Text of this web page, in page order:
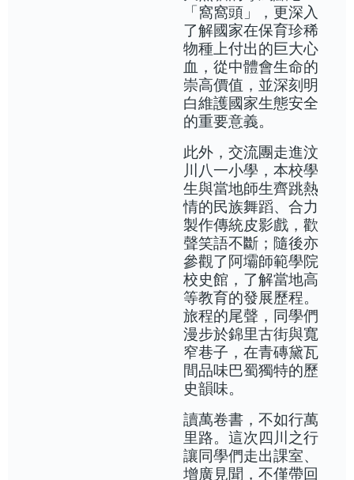
「窩窩頭」，更深入
了解國家在保育珍稀
物種上付出的巨大心
血，從中體會生命的
崇高價值，並深刻明
白維護國家生態安全
的重要意義。
此外，交流團走進汶
川八一小學，本校學
生與當地師生齊跳熱
情的民族舞蹈、合力
製作傳統皮影戲，歡
聲笑語不斷；隨後亦
參觀了阿壩師範學院
校史館，了解當地高
等教育的發展歷程。
旅程的尾聲，同學們
漫步於錦里古街與寬
窄巷子，在青磚黛瓦
間品味巴蜀獨特的歷
史韻味。
讀萬卷書，不如行萬
里路。這次四川之行
讓同學們走出課室、
增廣見聞，不僅帶回